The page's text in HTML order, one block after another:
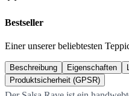
Bestseller
Einer unserer beliebtesten
Beschreibung Eigenschaften
Produktsicherheit (GPSR)